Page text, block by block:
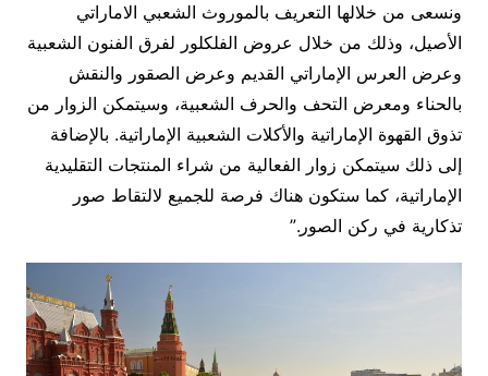
ونسعى من خلالها التعريف بالموروث الشعبي الاماراتي
الأصيل، وذلك من خلال عروض الفلكلور لفرق الفنون الشعبية
وعرض العرس الإماراتي القديم وعرض الصقور والنقش
بالحناء ومعرض التحف والحرف الشعبية، وسيتمكن الزوار من
تذوق القهوة الإماراتية والأكلات الشعبية الإماراتية. بالإضافة
إلى ذلك سيتمكن زوار الفعالية من شراء المنتجات التقليدية
الإماراتية، كما ستكون هناك فرصة للجميع لالتقاط صور
تذكارية في ركن الصور.”